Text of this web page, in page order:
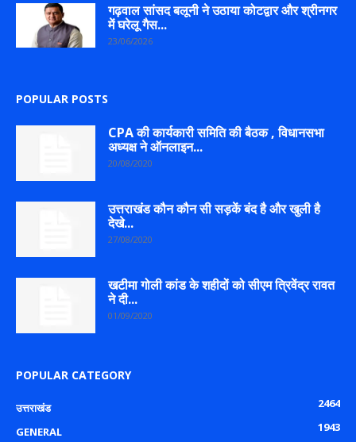
गढ़वाल सांसद बलूनी ने उठाया कोटद्वार और श्रीनगर
में घरेलू गैस...
23/06/2026
POPULAR POSTS
CPA की कार्यकारी समिति की बैठक , विधानसभा
अध्यक्ष ने ऑनलाइन...
20/08/2020
उत्तराखंड कौन कौन सी सड़कें बंद है और खुली है
देखे...
27/08/2020
खटीमा गोली कांड के शहीदों को सीएम त्रिवेंद्र रावत
ने दी...
01/09/2020
POPULAR CATEGORY
उत्तराखंड
2464
GENERAL
1943